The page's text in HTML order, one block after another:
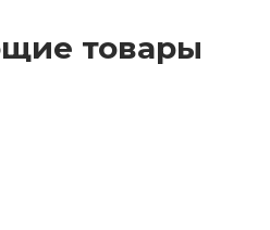
товары